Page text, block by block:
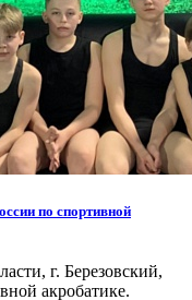
по спортивной
г. Березовский,
акробатике.